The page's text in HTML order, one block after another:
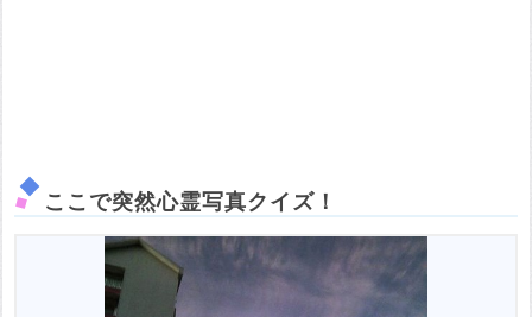
ここで突然心霊写真クイズ！